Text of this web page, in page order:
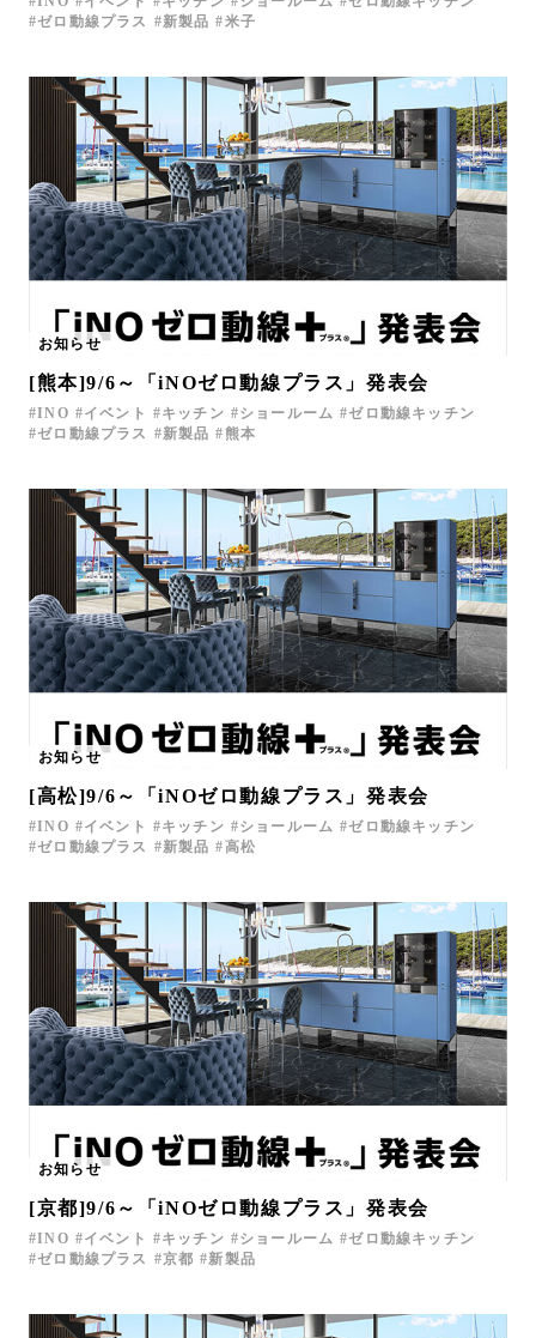
ゼロ動線プラス
新製品 米子
お知らせ
[熊本]9/6～「iNOゼロ動線プラス」発表会
INO イベント キッチン ショールーム
ゼロ動線キッチン
ゼロ動線プラス
新製品 熊本
お知らせ
[高松]9/6～「iNOゼロ動線プラス」発表会
INO イベント キッチン ショールーム
ゼロ動線キッチン
ゼロ動線プラス
新製品 高松
お知らせ
[京都]9/6～「iNOゼロ動線プラス」発表会
INO イベント キッチン ショールーム
ゼロ動線キッチン
ゼロ動線プラス
京都 新製品